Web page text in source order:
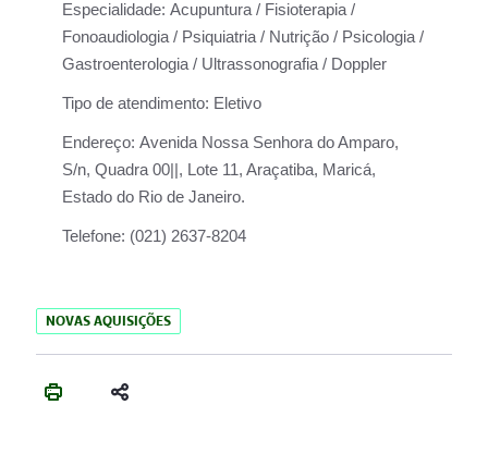
Especialidade: Acupuntura / Fisioterapia /
Fonoaudiologia / Psiquiatria / Nutrição / Psicologia /
Gastroenterologia / Ultrassonografia / Doppler
Tipo de atendimento: Eletivo
Endereço: Avenida Nossa Senhora do Amparo,
S/n, Quadra 00||, Lote 11, Araçatiba, Maricá,
Estado do Rio de Janeiro.
Telefone: (021) 2637-8204
NOVAS AQUISIÇÕES